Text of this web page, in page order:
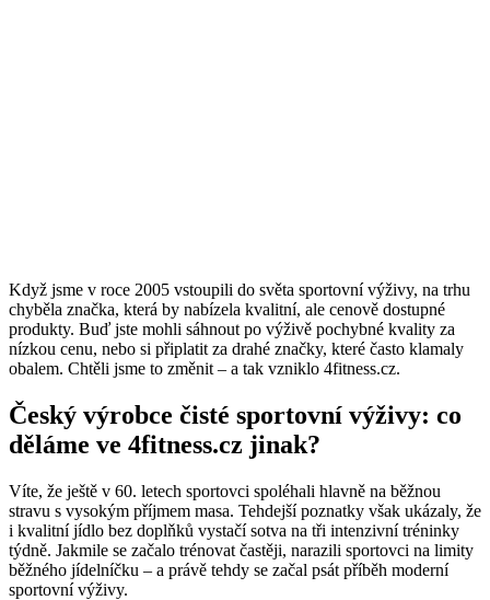
produkty. Buď jste mohli sáhnout po výživě pochybné kvality za
nízkou cenu, nebo si připlatit za drahé značky, které často klamaly
obalem. Chtěli jsme to změnit – a tak vzniklo 4fitness.cz.
Český výrobce čisté sportovní výživy: co
děláme ve 4fitness.cz jinak?
Víte, že ještě v 60. letech sportovci spoléhali hlavně na běžnou
i kvalitní jídlo bez doplňků vystačí sotva na tři intenzivní tréninky
týdně. Jakmile se začalo trénovat častěji, narazili sportovci na limity
běžného jídelníčku – a právě tehdy se začal psát příběh moderní
sportovní výživy.
Dnešní vrcholoví i rekreační sportovci často trénují ve více fázích